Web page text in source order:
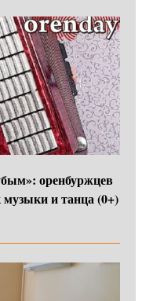
оренбуржцев
и танца (0+)